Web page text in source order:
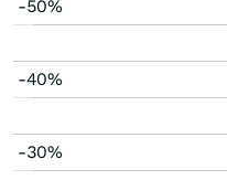
-50%
-40%
-30%